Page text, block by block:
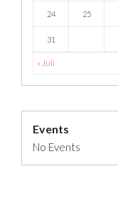
24 25
31
« Juli
Events
No Events